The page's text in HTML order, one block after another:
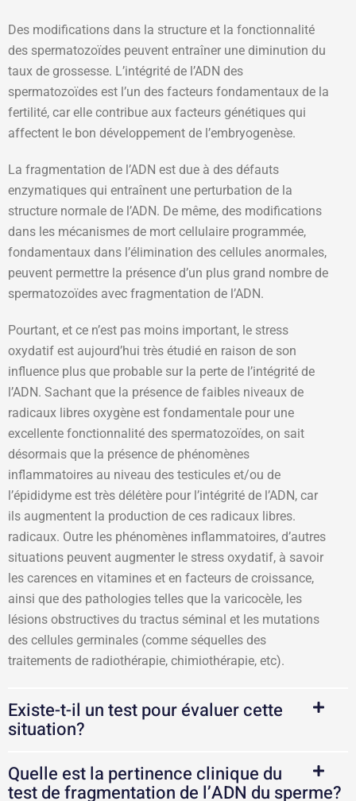
Des modifications dans la structure et la fonctionnalité
des spermatozoïdes peuvent entraîner une diminution du
taux de grossesse. L’intégrité de l’ADN des
spermatozoïdes est l’un des facteurs fondamentaux de la
fertilité, car elle contribue aux facteurs génétiques qui
affectent le bon développement de l’embryogenèse.
La fragmentation de l’ADN est due à des défauts
enzymatiques qui entraînent une perturbation de la
structure normale de l’ADN. De même, des modifications
dans les mécanismes de mort cellulaire programmée,
fondamentaux dans l’élimination des cellules anormales,
peuvent permettre la présence d’un plus grand nombre de
spermatozoïdes avec fragmentation de l’ADN.
Pourtant, et ce n’est pas moins important, le stress
oxydatif est aujourd’hui très étudié en raison de son
influence plus que probable sur la perte de l’intégrité de
l’ADN. Sachant que la présence de faibles niveaux de
radicaux libres oxygène est fondamentale pour une
excellente fonctionnalité des spermatozoïdes, on sait
désormais que la présence de phénomènes
inflammatoires au niveau des testicules et/ou de
l’épididyme est très délétère pour l’intégrité de l’ADN, car
ils augmentent la production de ces radicaux libres.
radicaux. Outre les phénomènes inflammatoires, d’autres
situations peuvent augmenter le stress oxydatif, à savoir
les carences en vitamines et en facteurs de croissance,
ainsi que des pathologies telles que la varicocèle, les
lésions obstructives du tractus séminal et les mutations
des cellules germinales (comme séquelles des
traitements de radiothérapie, chimiothérapie, etc).
Existe-t-il un test pour évaluer cette
situation?
Quelle est la pertinence clinique du
test de fragmentation de l’ADN du sperme?